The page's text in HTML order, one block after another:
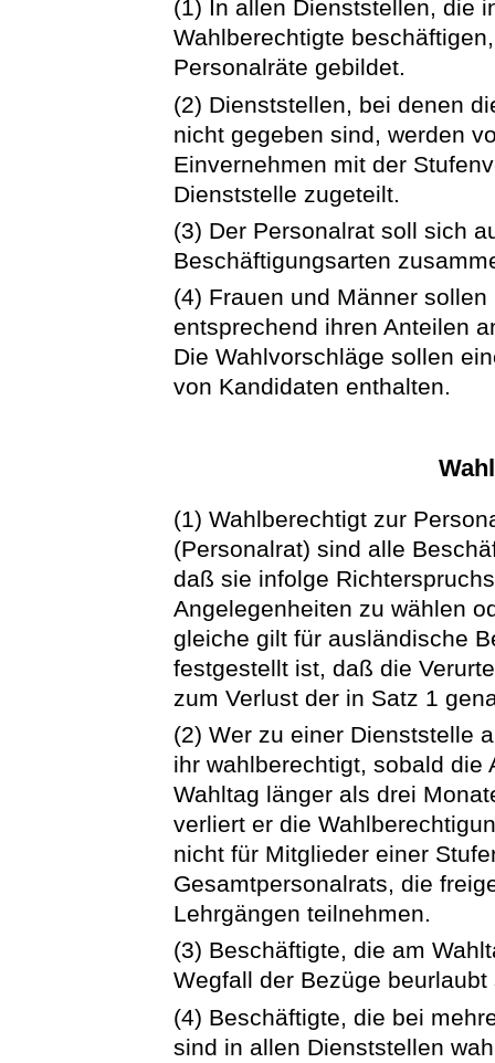
(1) In allen Dienststellen, die
Wahlberechtigte
Personalräte gebildet.
(2) Dienststellen, bei denen
nicht gegeben sind, werden
Einvernehmen mit der
Dienststelle zugeteilt.
(3) Der Personalrat soll sich
Beschäftigungsarten
(4) Frauen und Männer
entsprechend ihren Anteilen
Die Wahlvorschläge sollen
von Kandidaten enthalten.
(1) Wahlberechtigt zur
(Personalrat) sind alle
daß sie infolge
Angelegenheiten zu wählen
gleiche gilt für ausländische
festgestellt ist, daß die
zum Verlust der in Satz 1
(2) Wer zu einer Dienststelle
ihr wahlberechtigt, sobald die
Wahltag länger als drei
verliert er die
nicht für Mitglieder einer
Gesamtpersonalrats, die
Lehrgängen teilnehmen.
(3) Beschäftigte, die am
Wegfall der Bezüge
(4) Beschäftigte, die bei
sind in allen Dienststellen